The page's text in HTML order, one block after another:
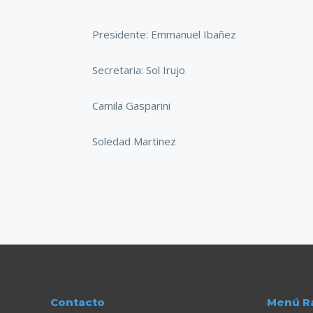
Presidente: Emmanuel Ibañez
Secretaria: Sol Irujo
Camila Gasparini
Soledad Martinez
Contacto Menú